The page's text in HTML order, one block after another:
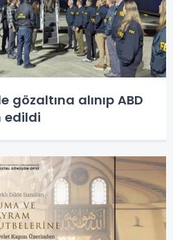
gözaltına alınıp ABD
edildi